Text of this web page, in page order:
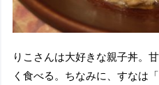
りこさんは大好きな親子丼。
く食べる。ちなみに、すなは